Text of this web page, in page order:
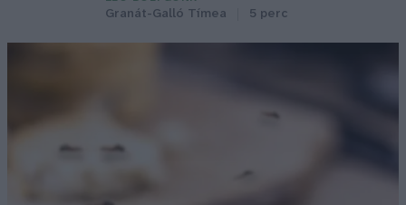
Granát-Galló Tímea 5 perc